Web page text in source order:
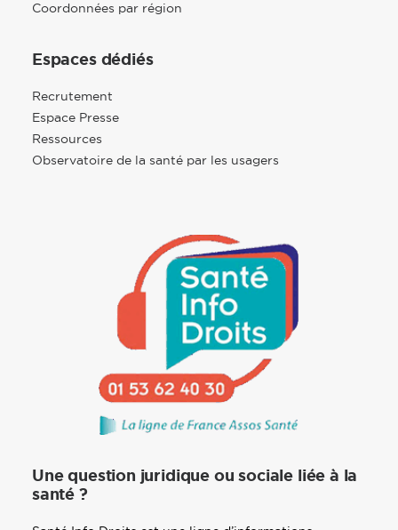
Coordonnées par région
Espaces dédiés
Recrutement
Espace Presse
Ressources
Observatoire de la santé par les usagers
Une question juridique ou sociale liée à la
santé ?